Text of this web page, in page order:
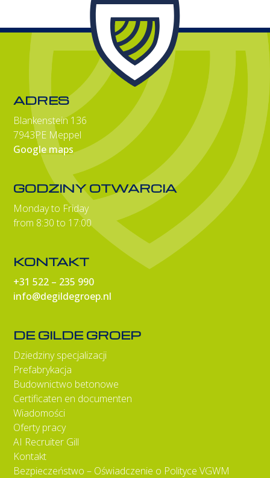
ADRES
Blankenstein 136
7943PE Meppel
Google maps
GODZINY OTWARCIA
Monday to Friday
from 8:30 to 17:00
KONTAKT
+31 522 – 235 990
info@degildegroep.nl
DE GILDE GROEP
Dziedziny specjalizacji
Prefabrykacja
Budownictwo betonowe
Certificaten en documenten
Wiadomości
Oferty pracy
AI Recruiter Gill
Kontakt
Bezpieczeństwo – Oświadczenie o Polityce VGWM